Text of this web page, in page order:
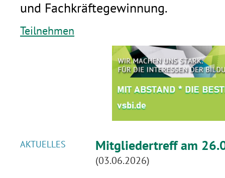
und Fachkräftegewinnung.
Teilnehmen
AKTUELLES Mitgliedertreff am
(03.06.2026)